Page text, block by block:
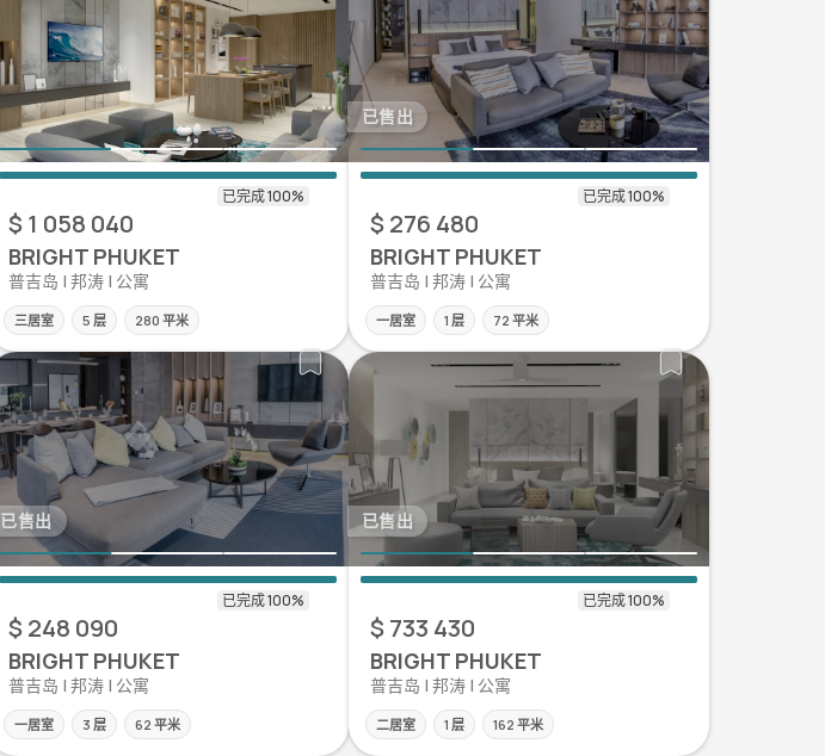
$ 1 058 040
BRIGHT PHUKET
普吉岛 | 邦涛 | 公寓
三居室 5 层 280 平米
已售出
$ 276 480
BRIGHT PHUKET
普吉岛 | 邦涛 | 公寓
一居室 1 层 72 平米
已售出
$ 248 090
BRIGHT PHUKET
普吉岛 | 邦涛 | 公寓
一居室 3 层 62 平米
已售出
$ 733 430
BRIGHT PHUKET
普吉岛 | 邦涛 | 公寓
二居室 1 层 162 平米